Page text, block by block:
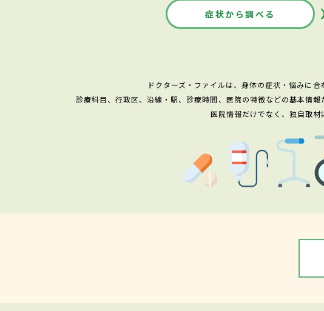
症状から調べる
ドクターズ・ファイルは、身体の症状・悩みに
診療科目、行政区、沿線・駅、診療時間、医院の特徴などの基本情
医院情報だけでなく、独自取材